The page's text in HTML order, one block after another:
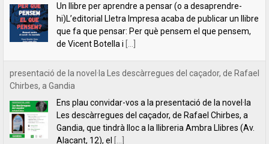
Ens plau convidar-vos a la presentació de la novel·la
Les descàrregues del caçador, de Rafael Chirbes, a
Gandia, que tindrà lloc a la llibreria Ambra Llibres (Av.
Alacant, 12), el [...]
INDILLETRES 2023. CRÒNICA.
És el quart any que anem a l’Indilletres, la Fira del
Llibre d’Editorials Independents de la Bisbal
d’Empordà. Una cita literària que ens encanta i que,
per nosaltres, és com[...]